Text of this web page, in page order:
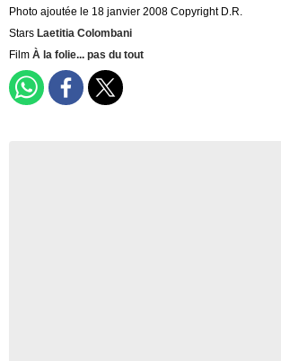
Photo ajoutée le 18 janvier 2008 Copyright D.R.
Stars Laetitia Colombani
Film À la folie... pas du tout